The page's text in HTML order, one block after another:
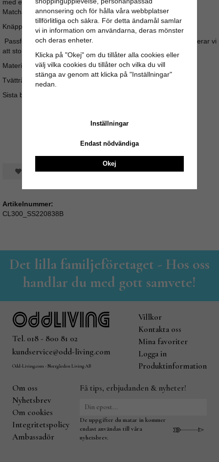
med en fantastisk volangfåll och volang nederst. Har fickor!
Matchande knuten är en fin detalj i midjan.
Knäpps med täckt dragkedja bak..
Passformsråd: Om du ligger mittemellan storlekar rekommenderar vi
att storleken minskas.
Material: 100% viskos
Tvättråd: Kan tvättas i maskin i 30 grader
Sista bilden är storleksguide
Spara som favorit
Artikelnummer:
CL300_SS220838B
Det lilla familjeföretaget - Hos oss
handlar du med gott samvete!
Tel. 018 - 800 81 02
kundservice@odd-living.com
Odd-Living.com - Norrgården Living AB
Villkor
Kontakta oss
Mina favoriter
Logga in
Produktinformation
Om oss
Nyhetsbrev
Om cookies
Integritetspolicy
Ambassadör
Få tips, erbjudanden & nyheter!
De uppgifter du matar in kommer
endast användas till våra
nyhetsbrev.
annonsering och för hålla våra webbplatser
tillförlitliga och säkra. För detta ändamål samlar
vi in information om användarna, deras mönster
och deras enheter.
Klicka på "Okej" om du tillåter alla cookies eller
välj vilka cookies du tillåter och vilka du vill
stänga av genom att klicka på "Inställningar"
nedan.
Inställningar
Endast nödvändiga
Okej